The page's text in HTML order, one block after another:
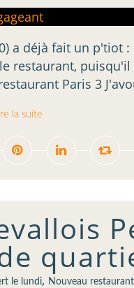
a déjà fait un p'tiot
restaurant,
Paris 3
la suite
le lundi, Nouveau